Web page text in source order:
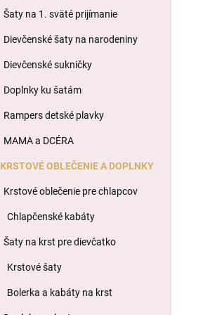
Šaty na 1. sväté prijímanie
Dievčenské šaty na narodeniny
Dievčenské sukničky
Doplnky ku šatám
Rampers detské plavky
MAMA a DCÉRA
KRSTOVÉ OBLEČENIE A DOPLNKY
Krstové oblečenie pre chlapcov
Chlapčenské kabáty
Šaty na krst pre dievčatko
Krstové šaty
Bolerka a kabáty na krst